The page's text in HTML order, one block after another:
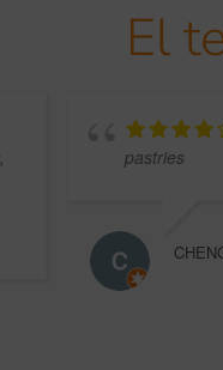
El
pastries